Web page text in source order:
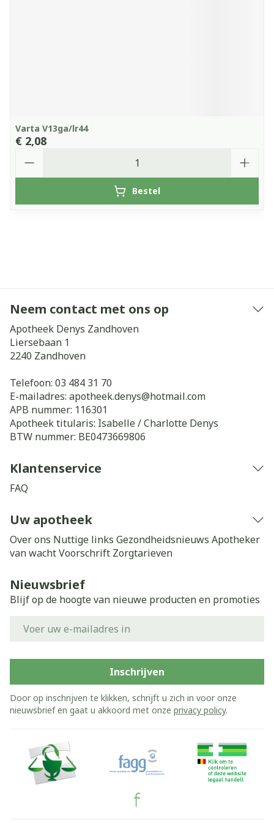
Varta V13ga/lr44
€ 2,08
Bestel
Neem contact met ons op
Apotheek Denys Zandhoven
Liersebaan 1
2240 Zandhoven
Telefoon: 03 484 31 70
E-mailadres: apotheek.denys@hotmail.com
APB nummer: 116301
Apotheek titularis: Isabelle / Charlotte Denys
BTW nummer: BE0473669806
Klantenservice
FAQ
Uw apotheek
Over ons Nuttige links Gezondheidsnieuws Apotheker
van wachtVoorschrift Zorgtarieven
Nieuwsbrief
Blijf op de hoogte van nieuwe producten en promoties
Inschrijven
Door op inschrijven te klikken, schrijft u zich in voor onze
nieuwsbrief en gaat u akkoord met onze privacy policy.